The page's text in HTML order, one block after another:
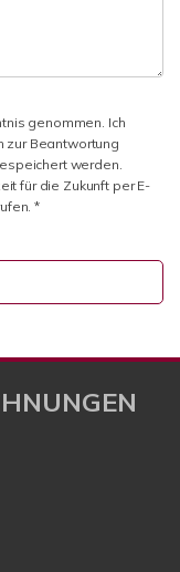
genommen. Ich
zur Beantwortung
werden.
für die Zukunft per E-
*